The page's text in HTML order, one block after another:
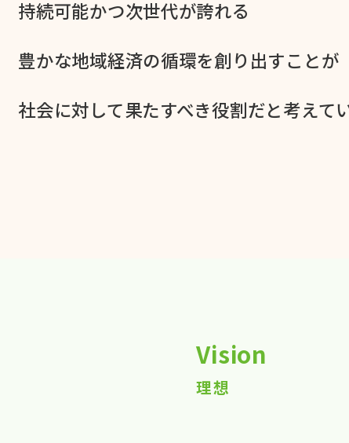
持続可能かつ次世代が​誇れる
豊かな​地域経済の​循環を​創り出すことが
社会に​対して​果た​すべき役割だと​考えて
Vision
理想